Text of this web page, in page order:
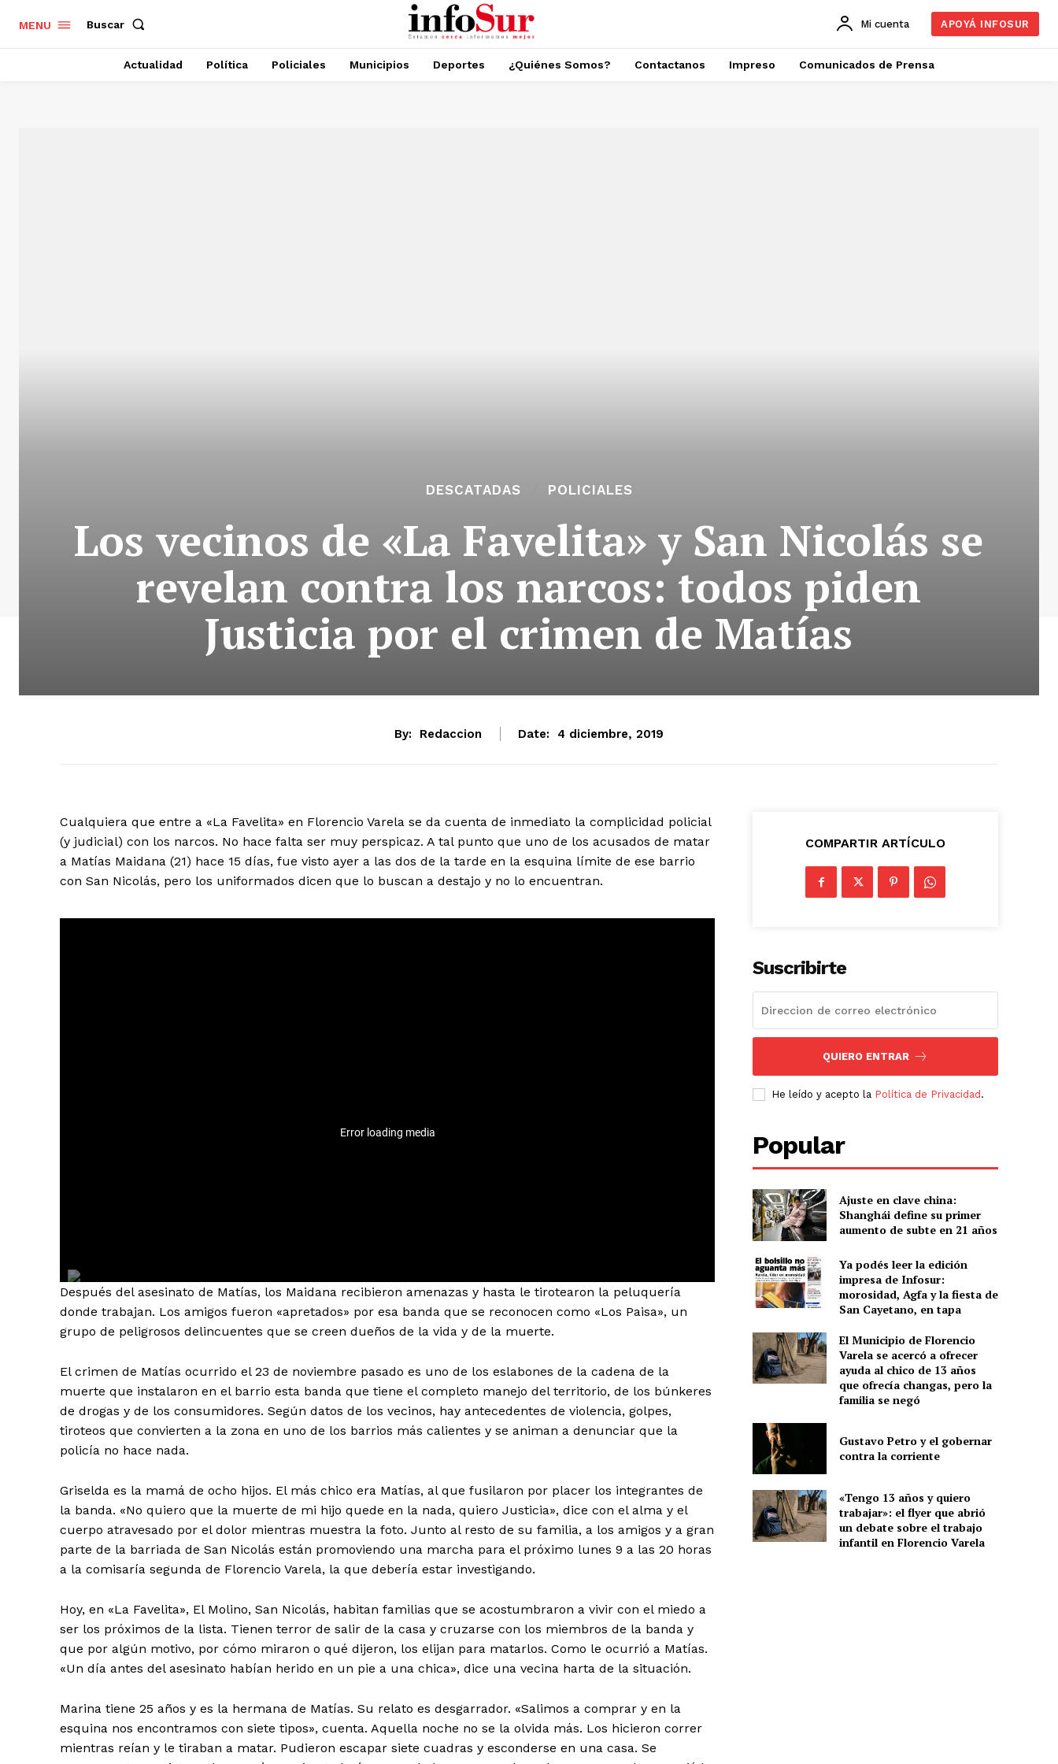
MENU Buscar Mi cuenta APOYÁ INFOSUR
Actualidad Política Policiales Municipios Deportes ¿Quiénes Somos? Contactanos Impreso Comunicados de Prensa
DESCATADAS POLICIALES
Los vecinos de «La Favelita» y San Nicolás se
revelan contra los narcos: todos piden
Justicia por el crimen de Matías
By: Redaccion Date: 4 diciembre, 2019
Cualquiera que entre a «La Favelita» en Florencio Varela se da cuenta de inmediato la complicidad policial
(y judicial) con los narcos. No hace falta ser muy perspicaz. A tal punto que uno de los acusados de matar
a Matías Maidana (21) hace 15 días, fue visto ayer a las dos de la tarde en la esquina límite de ese barrio
con San Nicolás, pero los uniformados dicen que lo buscan a destajo y no lo encuentran.
Después del asesinato de Matías, los Maidana recibieron amenazas y hasta le tirotearon la peluquería
donde trabajan. Los amigos fueron «apretados» por esa banda que se reconocen como «Los Paisa», un
grupo de peligrosos delincuentes que se creen dueños de la vida y de la muerte.
El crimen de Matías ocurrido el 23 de noviembre pasado es uno de los eslabones de la cadena de la
muerte que instalaron en el barrio esta banda que tiene el completo manejo del territorio, de los búnkeres
de drogas y de los consumidores. Según datos de los vecinos, hay antecedentes de violencia, golpes,
tiroteos que convierten a la zona en uno de los barrios más calientes y se animan a denunciar que la
policía no hace nada.
Griselda es la mamá de ocho hijos. El más chico era Matías, al que fusilaron por placer los integrantes de
la banda. «No quiero que la muerte de mi hijo quede en la nada, quiero Justicia», dice con el alma y el
cuerpo atravesado por el dolor mientras muestra la foto. Junto al resto de su familia, a los amigos y a gran
parte de la barriada de San Nicolás están promoviendo una marcha para el próximo lunes 9 a las 20 horas
a la comisaría segunda de Florencio Varela, la que debería estar investigando.
Hoy, en «La Favelita», El Molino, San Nicolás, habitan familias que se acostumbraron a vivir con el miedo a
ser los próximos de la lista. Tienen terror de salir de la casa y cruzarse con los miembros de la banda y
que por algún motivo, por cómo miraron o qué dijeron, los elijan para matarlos. Como le ocurrió a Matías.
«Un día antes del asesinato habían herido en un pie a una chica», dice una vecina harta de la situación.
Marina tiene 25 años y es la hermana de Matías. Su relato es desgarrador. «Salimos a comprar y en la
esquina nos encontramos con siete tipos», cuenta. Aquella noche no se la olvida más. Los hicieron correr
mientras reían y le tiraban a matar. Pudieron escapar siete cuadras y esconderse en una casa. Se
COMPARTIR ARTÍCULO
Suscribirte
QUIERO ENTRAR
He leído y acepto la Política de Privacidad .
Popular
Ajuste en clave china:
Shanghái define su primer
aumento de subte en 21 años
Ya podés leer la edición
impresa de Infosur:
morosidad, Agfa y la fiesta de
San Cayetano, en tapa
El Municipio de Florencio
Varela se acercó a ofrecer
ayuda al chico de 13 años
que ofrecía changas, pero la
familia se negó
Gustavo Petro y el gobernar
contra la corriente
«Tengo 13 años y quiero
trabajar»: el flyer que abrió
un debate sobre el trabajo
infantil en Florencio Varela